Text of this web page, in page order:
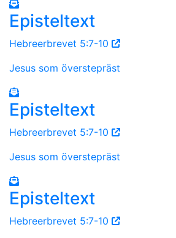
Episteltext
Hebreerbrevet 5:7-10
Jesus som överstepräst
Episteltext
Hebreerbrevet 5:7-10
Jesus som överstepräst
Episteltext
Hebreerbrevet 5:7-10